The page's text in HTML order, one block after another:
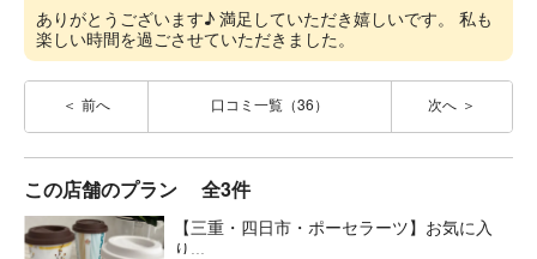
ありがとうございます♪ 満足していただき嬉しいです。 私も
楽しい時間を過ごさせていただきました。
前へ 口コミ一覧（36） 次へ
この店舗のプラン 全3件
【三重・四日市・ポーセラーツ】お気に入
り...